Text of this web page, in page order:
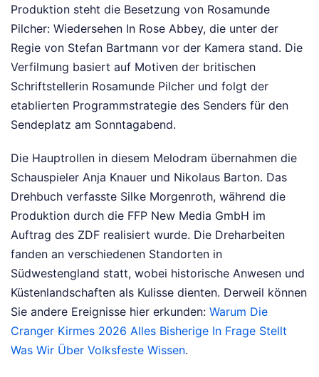
Produktion steht die Besetzung von Rosamunde
Pilcher: Wiedersehen In Rose Abbey, die unter der
Regie von Stefan Bartmann vor der Kamera stand. Die
Verfilmung basiert auf Motiven der britischen
Schriftstellerin Rosamunde Pilcher und folgt der
etablierten Programmstrategie des Senders für den
Sendeplatz am Sonntagabend.
Die Hauptrollen in diesem Melodram übernahmen die
Schauspieler Anja Knauer und Nikolaus Barton. Das
Drehbuch verfasste Silke Morgenroth, während die
Produktion durch die FFP New Media GmbH im
Auftrag des ZDF realisiert wurde. Die Dreharbeiten
fanden an verschiedenen Standorten in
Südwestengland statt, wobei historische Anwesen und
Küstenlandschaften als Kulisse dienten. Derweil können
Sie andere Ereignisse hier erkunden: Warum Die
Cranger Kirmes 2026 Alles Bisherige In Frage Stellt
Was Wir Über Volksfeste Wissen.